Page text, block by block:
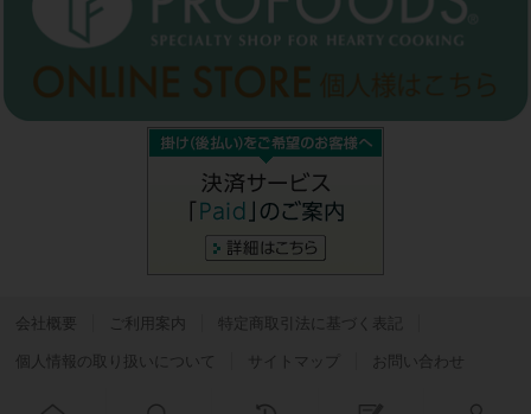
会社概要 ご利用案内 特定商取引法に基づく表記
個人情報の取り扱いについて サイトマップ お問い合わせ